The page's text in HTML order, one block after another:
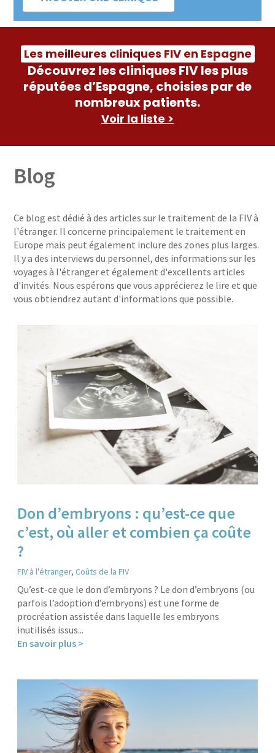
Les meilleures cliniques FIV en Espagne
Découvrez les cliniques FIV les plus
réputées d’Espagne, choisies par de
nombreux patients.
Voir la liste >
Blog
Ce blog est dédié à des articles sur le traitement de la FIV à
l'étranger. Il concerne principalement le traitement en
Europe mais peut également inclure des zones plus larges.
Il y a des interviews du personnel, des informations sur les
voyages à l'étranger et également d'excellents articles
d'invités. Nous espérons que vous apprécierez le lire et que
vous obtiendrez autant d'informations que possible.
Don d’embryons : qu’est-ce que
c’est, où aller et combien ça coûte
?
FIV à l'étranger, Coûts de la FIV
Qu’est-ce que le don d’embryons ? Le don d’embryons (ou
parfois l’adoption d’embryons) est une forme de
procréation assistée dans laquelle les embryons
inutilisés issus...
En savoir plus >